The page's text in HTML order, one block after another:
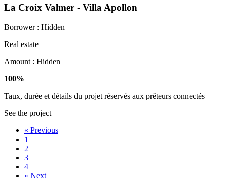
La Croix Valmer - Villa Apollon
Borrower : Hidden
Real estate
Amount : Hidden
100%
Taux, durée et détails du projet réservés aux prêteurs connectés
See the project
« Previous
1
2
3
4
» Next